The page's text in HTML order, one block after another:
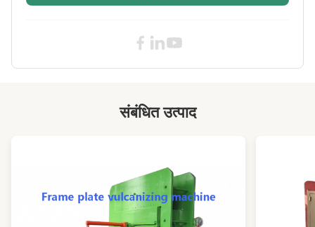
Mitushibi, सीमेंस.
अनुकूलन
स्वचालित नियंत्रण वल्कनिंग मशीन
एक्रिलिक रबर वल्कनिंग मशीन,
संबंधित उत्पाद